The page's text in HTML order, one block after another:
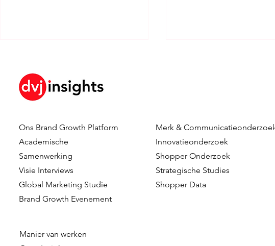
Closing the Gap Between an
Abundance of Innovative
Ideas and Limited Resources
to Manage
The Great Retail Reset
Ons Brand Growth Platform
Academische
Samenwerking
Visie Interviews
Global Marketing Studie
Brand Growth Evenement
Manier van werken
Merk & Communicatieonderzoek
Innovatieonderzoek
Shopper Onderzoek
Strategische Studies
Shopper Data